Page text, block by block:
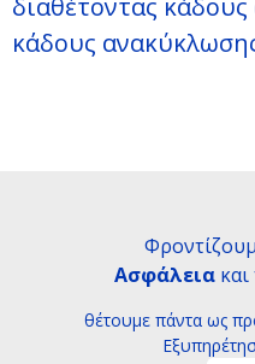
διαθέτοντας
κάδους
Ασφάλειακαι
θέτουμε πάντα ως